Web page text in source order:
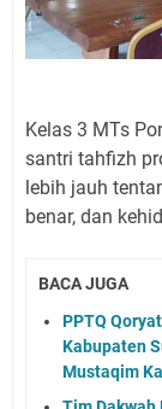
Kelas 3 MTs
santri tahfizh
lebih jauh
benar, dan
BACA JUGA
PPTQ
Kabupaten
Mustaqim